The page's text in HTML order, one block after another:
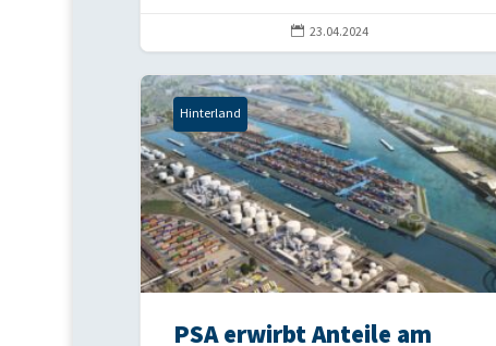
 23.04.2024
Hinterland
PSA erwirbt Anteile am